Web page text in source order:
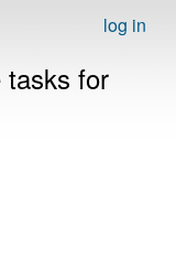
log in
tasks for